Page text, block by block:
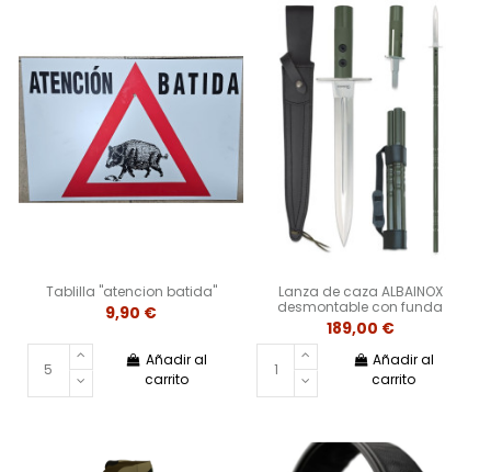
Tablilla "atencion batida"
9,90 €
Añadir al
carrito
Lanza de caza ALBAINOX
desmontable con funda
189,00 €
Añadir al
carrito